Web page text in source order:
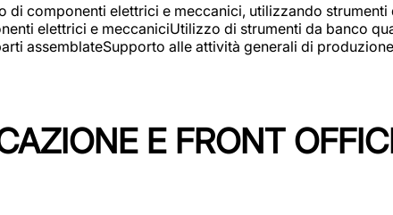
componenti elettrici e meccanici, utilizzando
elettrici e meccaniciUtilizzo di strumenti da banco
assemblateSupporto alle attività generali di produzione
E FRONT